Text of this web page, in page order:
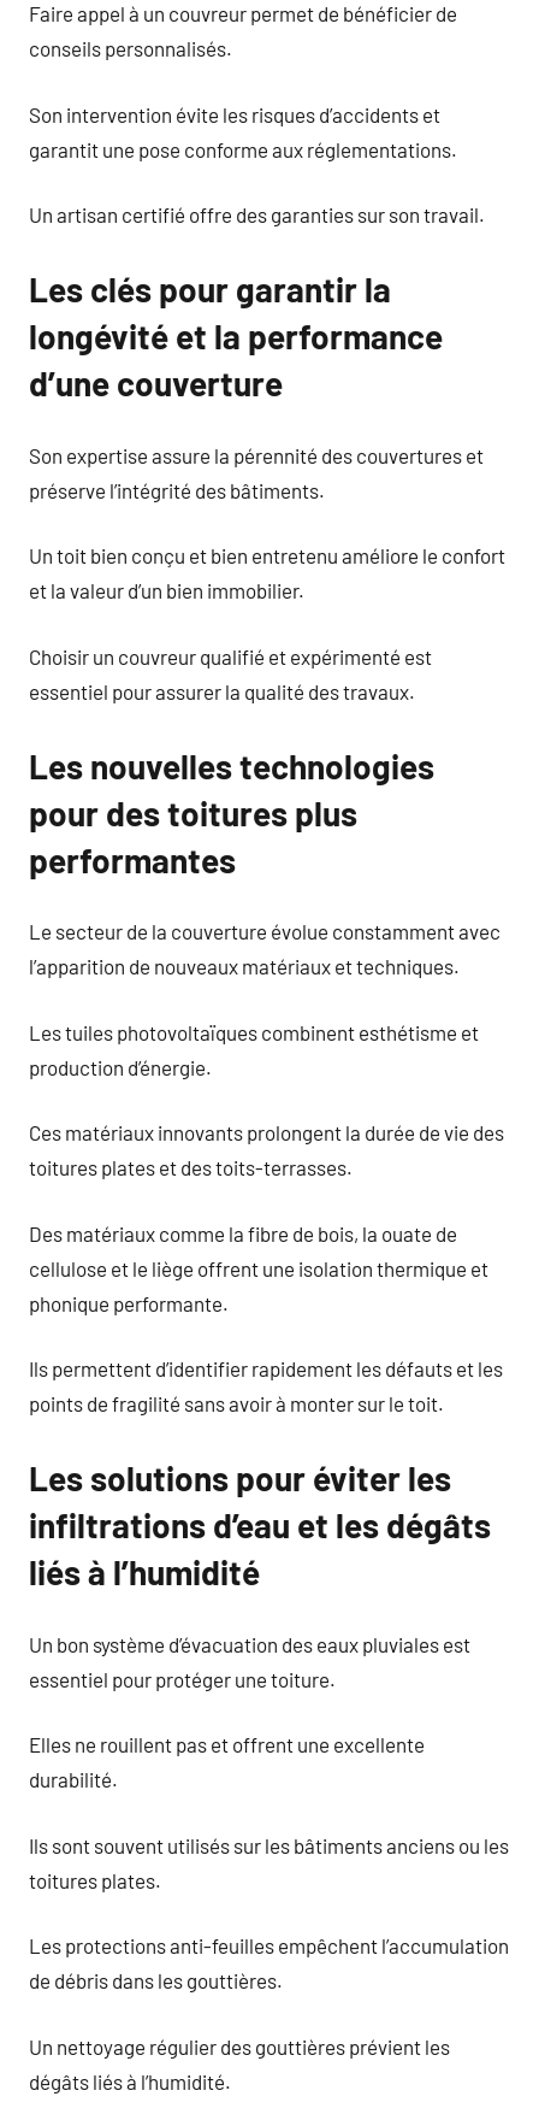
Faire appel à un couvreur permet de bénéficier de
conseils personnalisés.
Son intervention évite les risques d’accidents et
garantit une pose conforme aux réglementations.
Un artisan certifié offre des garanties sur son travail.
Les clés pour garantir la
longévité et la performance
d’une couverture
Son expertise assure la pérennité des couvertures et
préserve l’intégrité des bâtiments.
Un toit bien conçu et bien entretenu améliore le confort
et la valeur d’un bien immobilier.
Choisir un couvreur qualifié et expérimenté est
essentiel pour assurer la qualité des travaux.
Les nouvelles technologies
pour des toitures plus
performantes
Le secteur de la couverture évolue constamment avec
l’apparition de nouveaux matériaux et techniques.
Les tuiles photovoltaïques combinent esthétisme et
production d’énergie.
Ces matériaux innovants prolongent la durée de vie des
toitures plates et des toits-terrasses.
Des matériaux comme la fibre de bois, la ouate de
cellulose et le liège offrent une isolation thermique et
phonique performante.
Ils permettent d’identifier rapidement les défauts et les
points de fragilité sans avoir à monter sur le toit.
Les solutions pour éviter les
infiltrations d’eau et les dégâts
liés à l’humidité
Un bon système d’évacuation des eaux pluviales est
essentiel pour protéger une toiture.
Elles ne rouillent pas et offrent une excellente
durabilité.
Ils sont souvent utilisés sur les bâtiments anciens ou les
toitures plates.
Les protections anti-feuilles empêchent l’accumulation
de débris dans les gouttières.
Un nettoyage régulier des gouttières prévient les
dégâts liés à l’humidité.